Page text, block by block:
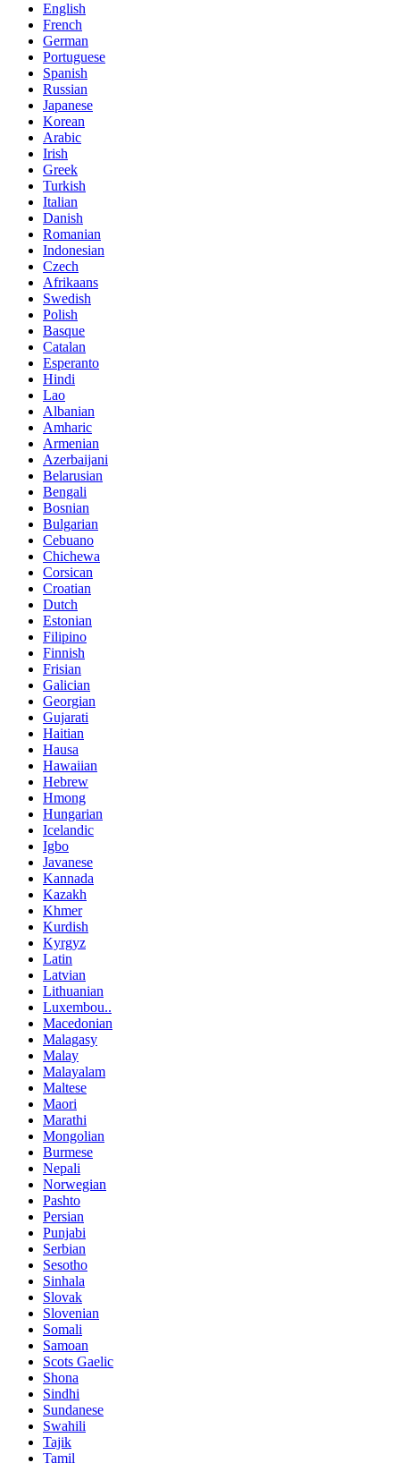
English
French
German
Portuguese
Spanish
Russian
Japanese
Korean
Arabic
Irish
Greek
Turkish
Italian
Danish
Romanian
Indonesian
Czech
Afrikaans
Swedish
Polish
Basque
Catalan
Esperanto
Hindi
Lao
Albanian
Amharic
Armenian
Azerbaijani
Belarusian
Bengali
Bosnian
Bulgarian
Cebuano
Chichewa
Corsican
Croatian
Dutch
Estonian
Filipino
Finnish
Frisian
Galician
Georgian
Gujarati
Haitian
Hausa
Hawaiian
Hebrew
Hmong
Hungarian
Icelandic
Igbo
Javanese
Kannada
Kazakh
Khmer
Kurdish
Kyrgyz
Latin
Latvian
Lithuanian
Luxembou..
Macedonian
Malagasy
Malay
Malayalam
Maltese
Maori
Marathi
Mongolian
Burmese
Nepali
Norwegian
Pashto
Persian
Punjabi
Serbian
Sesotho
Sinhala
Slovak
Slovenian
Somali
Samoan
Scots Gaelic
Shona
Sindhi
Sundanese
Swahili
Tajik
Tamil